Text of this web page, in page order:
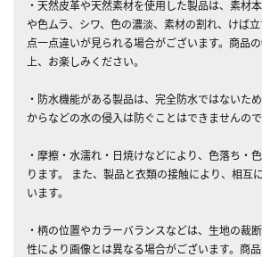
・天然皮革や天然素材を使用した製品は、素材
や色ムラ、シワ、色の濃淡、素材の割れ、けば
点一点違いが見られる場合がございます。商品
上、お楽しみください。
・防水機能がある製品は、完全防水ではないた
からなどの水の侵入は防ぐことはできませんので
・摩擦・水濡れ・日焼けなどにより、色落ち・
ります。 また、製品と衣類の接触により、相互
います。
・柄の位置やカラーバランスなどは、生地の裁
性により画像とは異なる場合がございます。商